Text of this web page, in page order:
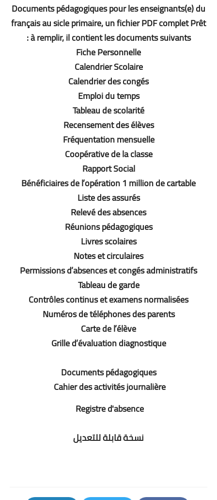
Documents pédagogiques pour les enseignants(e) du
français au sicle primaire, un fichier PDF complet Prêt
à remplir, il contient les documents suivants :
Fiche Personnelle
Calendrier Scolaire
Calendrier des congés
Emploi du temps
Tableau de scolarité
Recensement des élèves
Fréquentation mensuelle
Coopérative de la classe
Rapport Social
Bénéficiaires de l’opération 1 million de cartable
Liste des assurés
Relevé des absences
Réunions pédagogiques
Livres scolaires
Notes et circulaires
Permissions d’absences et congés administratifs
Tableau de garde
Contrôles continus et examens normalisées
Numéros de téléphones des parents
Carte de l’élève
Grille d’évaluation diagnostique
Documents pédagogiques
Cahier des activités journalière
Registre d'absence
نسخة قابلة للتعديل